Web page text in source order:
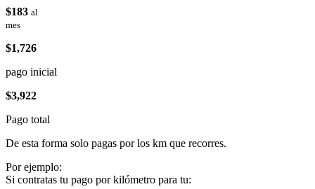
$183 al
mes
$1,726
pago inicial
$3,922
Pago total
De esta forma solo pagas por los km que recorres.
Por ejemplo:
Si contratas tu pago por kilómetro para tu: